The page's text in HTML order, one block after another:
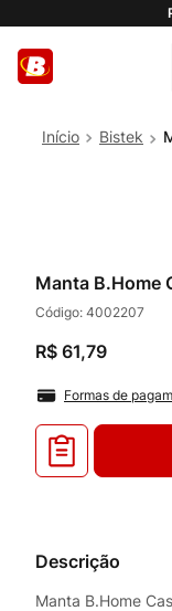
Bistek
Manta B.Home
Código: 4002207
R$ 61,79
Formas de
Descrição
Manta B.Home